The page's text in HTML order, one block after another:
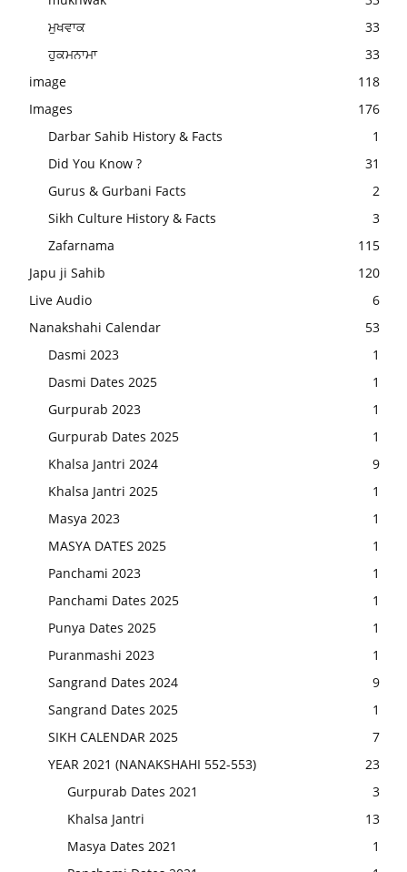
ਮੁਖਵਾਕ
33
ਹੁਕਮਨਾਮਾ
33
image
118
Images
176
Darbar Sahib History & Facts
1
Did You Know ?
31
Gurus & Gurbani Facts
2
Sikh Culture History & Facts
3
Zafarnama
115
Japu ji Sahib
120
Live Audio
6
Nanakshahi Calendar
53
Dasmi 2023
1
Dasmi Dates 2025
1
Gurpurab 2023
1
Gurpurab Dates 2025
1
Khalsa Jantri 2024
9
Khalsa Jantri 2025
1
Masya 2023
1
MASYA DATES 2025
1
Panchami 2023
1
Panchami Dates 2025
1
Punya Dates 2025
1
Puranmashi 2023
1
Sangrand Dates 2024
9
Sangrand Dates 2025
1
SIKH CALENDAR 2025
7
YEAR 2021 (NANAKSHAHI 552-553)
23
Gurpurab Dates 2021
3
Khalsa Jantri
13
Masya Dates 2021
1